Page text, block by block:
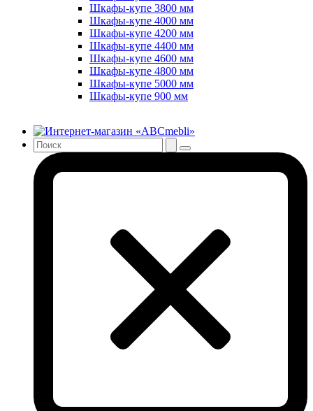
Шкафы-купе 3800 мм
Шкафы-купе 4000 мм
Шкафы-купе 4200 мм
Шкафы-купе 4400 мм
Шкафы-купе 4600 мм
Шкафы-купе 4800 мм
Шкафы-купе 5000 мм
Шкафы-купе 900 мм